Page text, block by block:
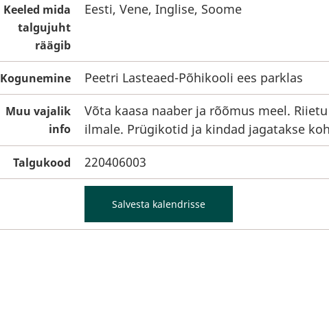
Keeled mida
talgujuht
räägib
Eesti, Vene, Inglise, Soome
Kogunemine Peetri Lasteaed-Põhikooli ees parklas
Muu vajalik
info
Võta kaasa naaber ja rõõmus meel.
ilmale. Prügikotid ja kindad jagatakse
Talgukood 220406003
Salvesta kalendrisse